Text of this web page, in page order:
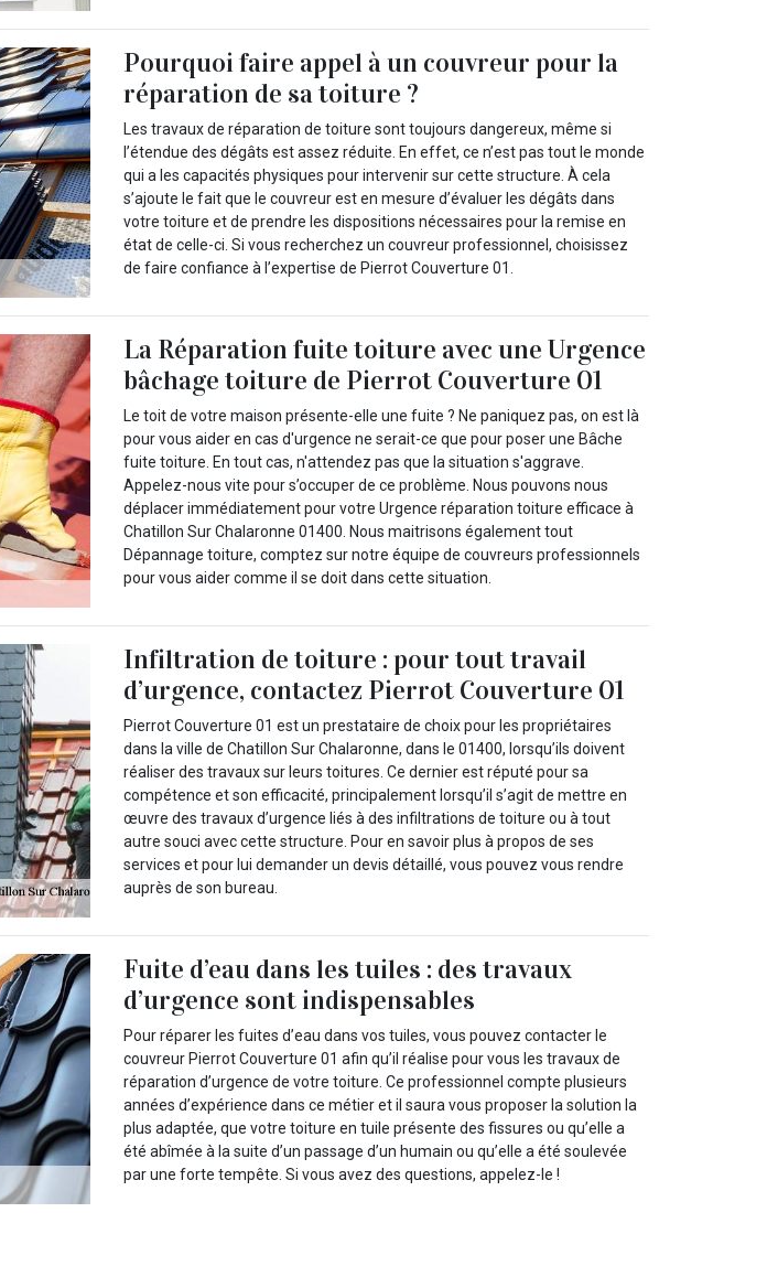
Pourquoi faire appel à un couvreur pour la
réparation de sa toiture ?
Les travaux de réparation de toiture sont toujours dangereux, même si
l’étendue des dégâts est assez réduite. En effet, ce n’est pas tout le monde
qui a les capacités physiques pour intervenir sur cette structure. À cela
s’ajoute le fait que le couvreur est en mesure d’évaluer les dégâts dans
votre toiture et de prendre les dispositions nécessaires pour la remise en
état de celle-ci. Si vous recherchez un couvreur professionnel, choisissez
de faire confiance à l’expertise de Pierrot Couverture 01.
La Réparation fuite toiture avec une Urgence
bâchage toiture de Pierrot Couverture 01
Le toit de votre maison présente-elle une fuite ? Ne paniquez pas, on est là
pour vous aider en cas d'urgence ne serait-ce que pour poser une Bâche
fuite toiture. En tout cas, n'attendez pas que la situation s'aggrave.
Appelez-nous vite pour s’occuper de ce problème. Nous pouvons nous
déplacer immédiatement pour votre Urgence réparation toiture efficace à
Chatillon Sur Chalaronne 01400. Nous maitrisons également tout
Dépannage toiture, comptez sur notre équipe de couvreurs professionnels
pour vous aider comme il se doit dans cette situation.
Infiltration de toiture : pour tout travail
d’urgence, contactez Pierrot Couverture 01
Pierrot Couverture 01 est un prestataire de choix pour les propriétaires
dans la ville de Chatillon Sur Chalaronne, dans le 01400, lorsqu’ils doivent
réaliser des travaux sur leurs toitures. Ce dernier est réputé pour sa
compétence et son efficacité, principalement lorsqu’il s’agit de mettre en
œuvre des travaux d’urgence liés à des infiltrations de toiture ou à tout
autre souci avec cette structure. Pour en savoir plus à propos de ses
services et pour lui demander un devis détaillé, vous pouvez vous rendre
auprès de son bureau.
Fuite d’eau dans les tuiles : des travaux
d’urgence sont indispensables
Pour réparer les fuites d’eau dans vos tuiles, vous pouvez contacter le
couvreur Pierrot Couverture 01 afin qu’il réalise pour vous les travaux de
réparation d’urgence de votre toiture. Ce professionnel compte plusieurs
années d’expérience dans ce métier et il saura vous proposer la solution la
plus adaptée, que votre toiture en tuile présente des fissures ou qu’elle a
été abîmée à la suite d’un passage d’un humain ou qu’elle a été soulevée
par une forte tempête. Si vous avez des questions, appelez-le !